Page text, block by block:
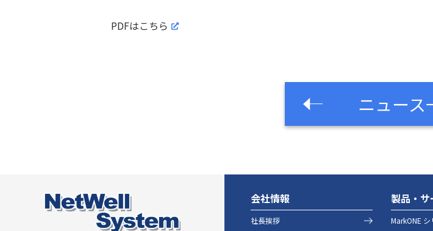
PDFはこちら
ニュース
会社情報
社長挨拶
製品・サ
MarkONE シ